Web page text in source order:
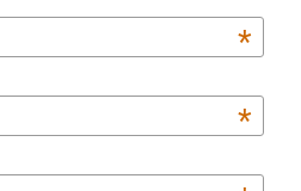
*
*